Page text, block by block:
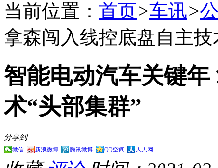
当前位置： 首页>车讯>
拿森闯入线控底盘自主技
智能电动汽车关键
术“头部集群”
分享到
微信 新浪微博 腾讯微博 QQ空间 人人网